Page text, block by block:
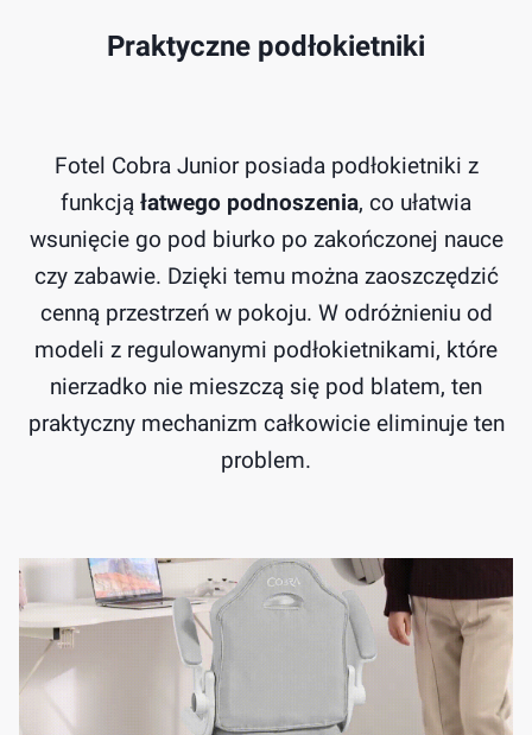
Praktyczne podłokietniki
Fotel Cobra Junior posiada podłokietniki z
funkcją łatwego podnoszenia, co ułatwia
wsunięcie go pod biurko po zakończonej nauce
czy zabawie. Dzięki temu można zaoszczędzić
cenną przestrzeń w pokoju. W odróżnieniu od
modeli z regulowanymi podłokietnikami, które
nierzadko nie mieszczą się pod blatem, ten
praktyczny mechanizm całkowicie eliminuje ten
problem.